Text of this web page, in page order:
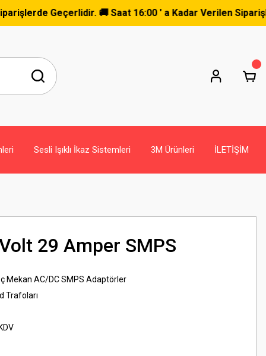
Geçerlidir. 🚚 Saat 16:00 ' a Kadar Verilen Siparişler Aynı
Sesli Işıklı İkaz Sistemleri 3M Ürünleri İLETİŞİM
29 Amper SMPS
Mekan AC/DC SMPS Adaptörler
Trafoları